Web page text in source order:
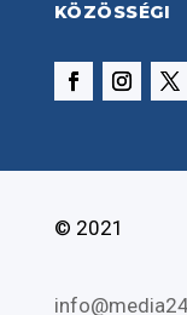
KÖZÖSSÉGI
© 2021